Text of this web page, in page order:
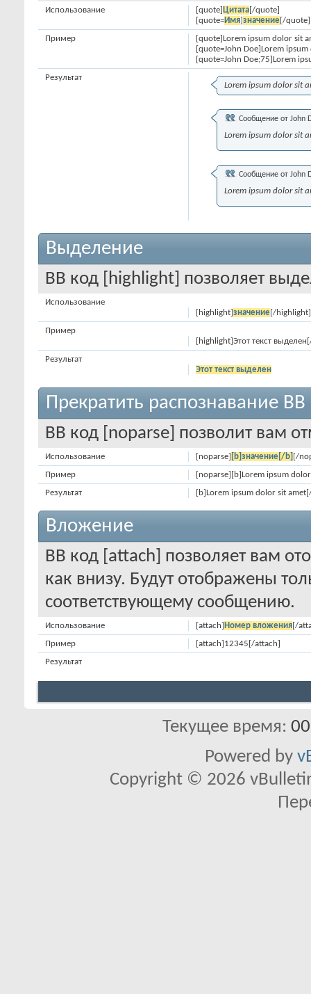
[quote] Цитата[/quote]
[quote=Имя]значение[/quote]
Использование
[quote]Lorem ipsum dolor sit
[quote=John Doe]Lorem
[quote=John Doe;75]Lorem
Пример
Lorem ipsum dolor sit
Сообщение от John
Lorem ipsum dolor sit
Сообщение от John
Lorem ipsum dolor sit
Результат
Выделение
BB код [highlight] позволяет
Использование
[highlight]значение[/highlight]
Пример
[highlight]Этот текст
Результат
Этот текст выделен
Прекратить распознавание BB
BB код [noparse] позволит вам
[noparse] [b]значение[/b] [/
Использование
[noparse][b]Lorem ipsum
Пример
[b]Lorem ipsum dolor sit
Результат
Вложение
BB код [attach] позволяет вам
как внизу. Будут отображены
соответствующему сообщению.
[attach] Номер вложения[/
Использование
[attach]12345[/attach]
Пример
Результат
Текущее время:
Powered by
Copyright © 2026